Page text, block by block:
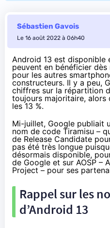
Sébastien Gavois
Le 16 août 2022 à 06h40
Android 13 est disponible
peuvent en bénéficier
pour les autres
constructeurs. Il y a peu,
chiffres sur la répartition
toujours majoritaire, alors
les 13 %.
Mi-juillet, Google publiait
nom de code Tiramisu –
de Release Candidate
pas été très longue
désormais disponible,
de Google et sur AOSP –
Project – pour ses
Rappel sur les
d’Android 13